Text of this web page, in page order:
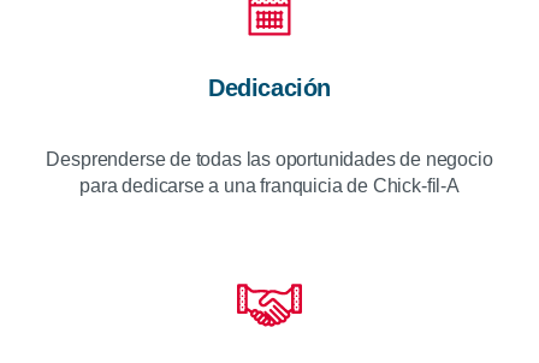
Dedicación
Desprenderse de todas las oportunidades de negocio
para dedicarse a una franquicia de Chick-fil-A